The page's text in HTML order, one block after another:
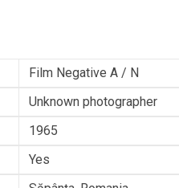
Film Negative A / N
Unknown photographer
1965
Yes